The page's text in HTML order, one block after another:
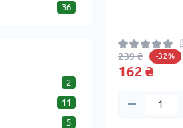
36
2
11
5
239 ₴ -32%
162 ₴